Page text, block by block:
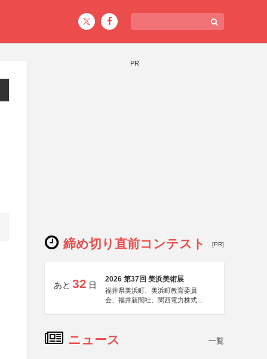
PR
締め切り直前コンテスト [PR]
あと 32 日
2026 第37回 美浜美術展
福井県美浜町、美浜町教育委員
会、福井新聞社、関西電力株式会
ニュース 一覧